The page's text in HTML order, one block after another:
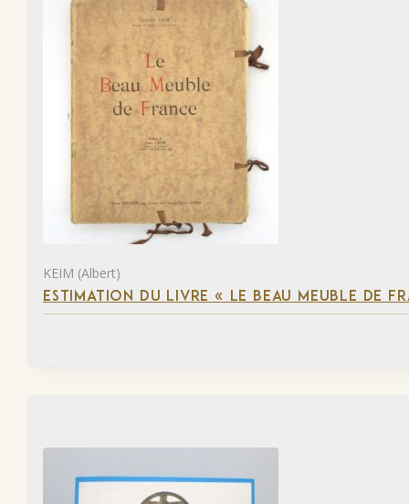
KEIM (Albert)
ESTIMATION DU LIVRE « LE BEAU MEUBLE DE